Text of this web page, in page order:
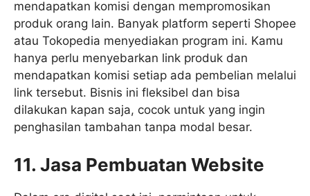
mendapatkan komisi dengan mempromosikan
produk orang lain. Banyak platform seperti Shopee
atau Tokopedia menyediakan program ini. Kamu
hanya perlu menyebarkan link produk dan
mendapatkan komisi setiap ada pembelian melalui
link tersebut. Bisnis ini fleksibel dan bisa
dilakukan kapan saja, cocok untuk yang ingin
penghasilan tambahan tanpa modal besar.
11. Jasa Pembuatan Website